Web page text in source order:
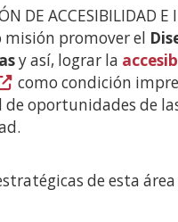
DE ACCESIBILIDAD E
misión promover el
y así, lograr la
como condición
oportunidades de
de esta área